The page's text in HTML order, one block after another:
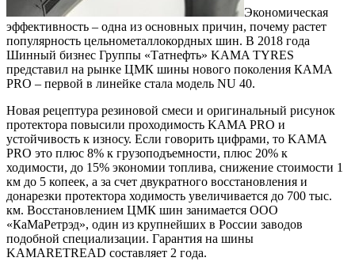
Экономическая
эффективность – одна из основных причин, почему растет
популярность цельнометаллокордных шин. В 2018 года
Шинный бизнес Группы «Татнефть» KAMA TYRES
представил на рынке ЦМК шины нового поколения КАМА
PRO – первой в линейке стала модель NU 40.
Новая рецептура резиновой смеси и оригинальный рисунок
протектора повысили проходимость KAMA PRO и
устойчивость к износу. Если говорить цифрами, то KAMA
PRO это плюс 8% к грузоподъемности, плюс 20% к
ходимости, до 15% экономии топлива, снижение стоимости 1
км до 5 копеек, а за счет двукратного восстановления и
донарезки протектора ходимость увеличивается до 700 тыс.
км. Восстановлением ЦМК шин занимается ООО
«КаМаРетрэд», один из крупнейших в России заводов
подобной специализации. Гарантия на шины
KAMARETREAD составляет 2 года.